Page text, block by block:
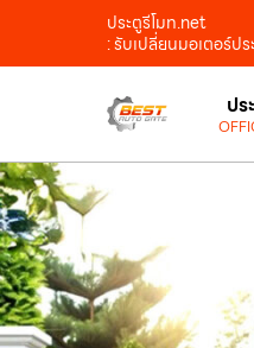
ประตูรีโมท.net
: รับเปลี่ยนมอเตอร์ป
ป